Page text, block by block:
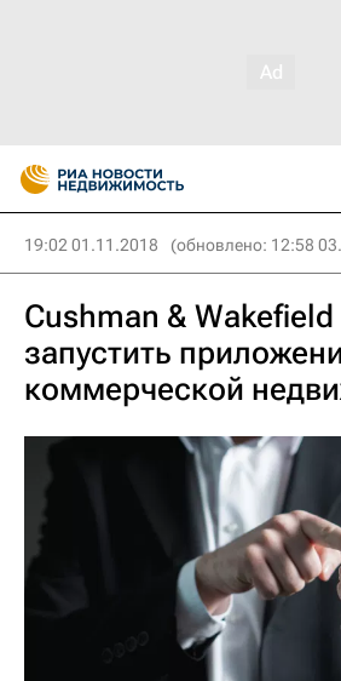
19:02 01.11.2018 (обновлено: 12:58
Cushman &
запустить
коммерческой